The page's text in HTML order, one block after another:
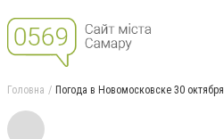
Головна Погода в Новомосковске 30 октября